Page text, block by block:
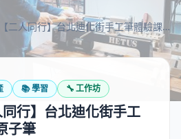
【體驗】【二人同行】台北迪化街手工筆體驗課/轉軸原子筆
📚學習 🔧工作坊
同行】台北迪化街手工
子筆